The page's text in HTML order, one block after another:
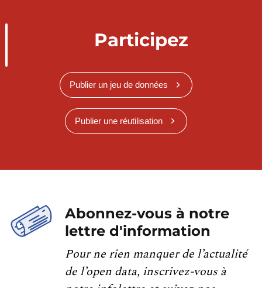
Participez
Publier un jeu de données
Publier une réutilisation
Abonnez-vous à notre
lettre d'information
Pour ne rien manquer de l’actualité
de l’open data, inscrivez-vous à